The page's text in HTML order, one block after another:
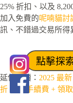
25% 折扣、以及
加入免費的呢喃貓討
訊、不錯過交易所得
點擊探
延伸閱讀： 2025 最
折 25% 手續費 + 領